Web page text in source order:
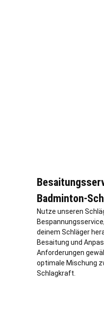
Badminton-
Nutze unseren
deinem Schläger
Besaitung und
Anforderungen
optimale Mischung
Schlagkraft.